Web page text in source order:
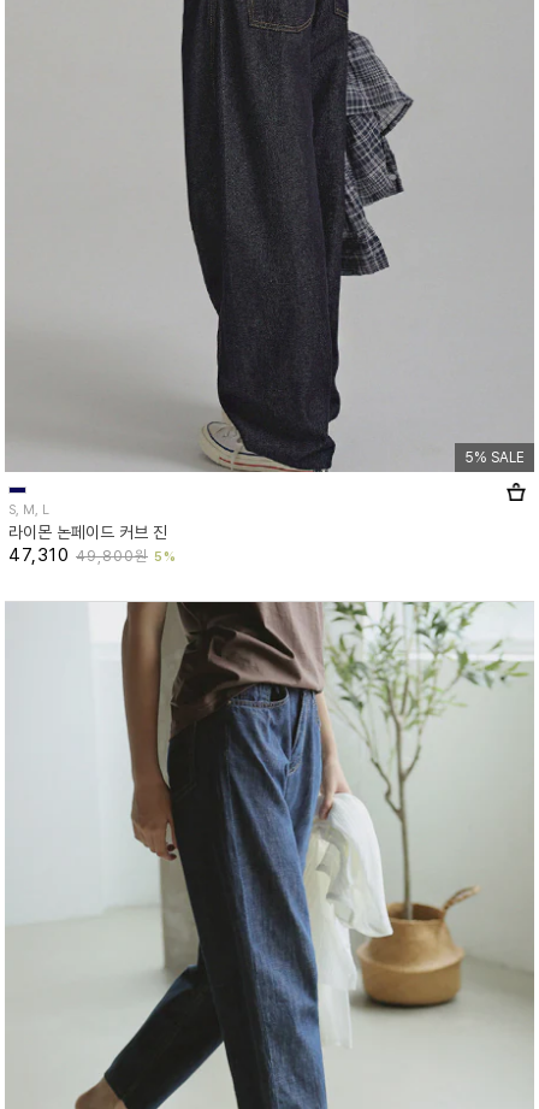
5% SALE
S, M, L
라이몬 논페이드 커브 진
47,310 49,800원 5%